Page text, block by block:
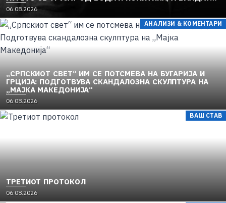
И ОПОЗИЦИЈАТА СЕ „РЕКОНСТРУИРААТ“ – ЗЕМЈАТА
ТОНЕ ВО „ДОСТОИНСТВО“ И МОЛЧИ ПРЕД УКРАИНА
06.08.2026
АНАЛИЗИ & КОМЕНТАРИ
„СРПСКИОТ СВЕТ“ ИМ СЕ ПОТСМЕВА НА БУГАРИЈА И
ГРЦИЈА: ПОДГОТВУВА СКАНДАЛОЗНА СКУЛПТУРА НА
„МАЈКА МАКЕДОНИЈА“
06.08.2026
ВАШ СТАВ
ТРЕТИОТ ПРОТОКОЛ
06.08.2026